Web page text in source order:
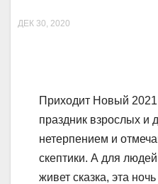
ДЕК 30, 2020
Приходит Новый
праздник взрослых и
нетерпением и
скептики. А для
живет сказка, эта